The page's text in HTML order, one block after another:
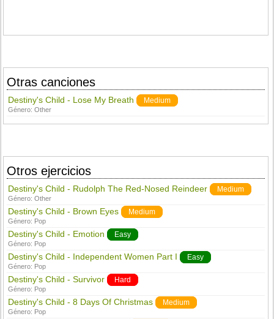
Otras canciones
Destiny's Child - Lose My Breath Medium
Género:Other
Otros ejercicios
Destiny's Child - Rudolph The Red-Nosed Reindeer Medium
Género:Other
Destiny's Child - Brown Eyes Medium
Género: Pop
Destiny's Child - Emotion Easy
Género: Pop
Destiny's Child - Independent Women Part I Easy
Género: Pop
Destiny's Child - Survivor Hard
Género: Pop
Destiny's Child - 8 Days Of Christmas Medium
Género: Pop